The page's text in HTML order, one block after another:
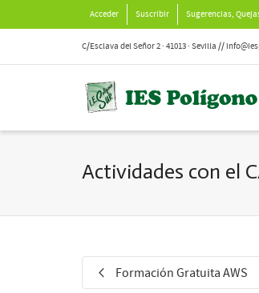
Acceder Suscribir Sugerencias,
C/Esclava del Señor 2 · 41013 · Sevilla //
Actividades con el
Formación Gratuita AWS